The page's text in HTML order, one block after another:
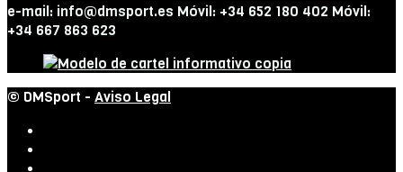
e-mail: info@dmsport.es Móvil: +34 652 180 402 Móvil:
+34 667 863 623
© DMSport - Aviso Legal